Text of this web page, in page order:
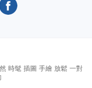
時髦 插圖 手繪 放鬆 一對